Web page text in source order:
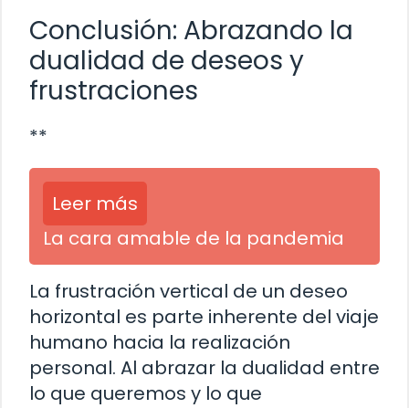
Conclusión: Abrazando la
dualidad de deseos y
frustraciones
**
Leer más
La cara amable de la pandemia
La frustración vertical de un deseo
horizontal es parte inherente del viaje
humano hacia la realización
personal. Al abrazar la dualidad entre
lo que queremos y lo que